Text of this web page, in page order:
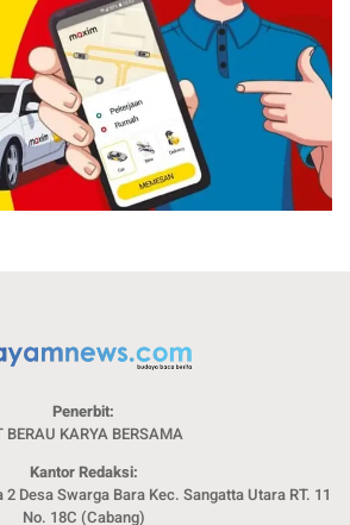
Penerbit:
BERAU KARYA BERSAMA
Kantor Redaksi:
Desa Swarga Bara Kec. Sangatta Utara RT. 11
No. 18C (Cabang)